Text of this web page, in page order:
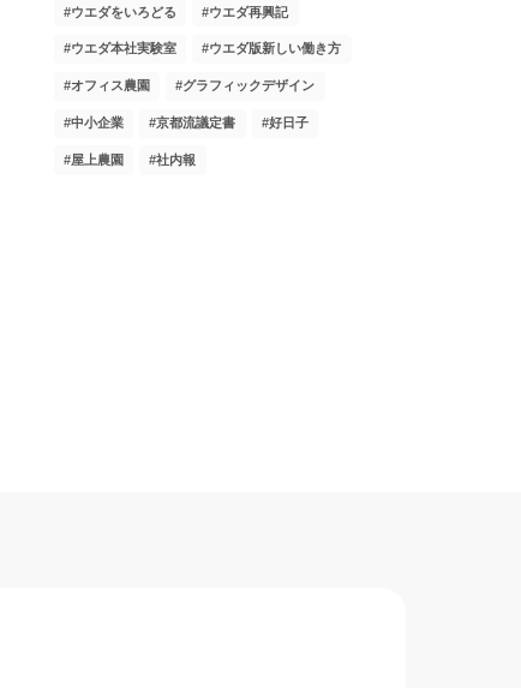
ウエダをいろどる ウエダ再興記
ウエダ本社実験室 ウエダ版新しい働き方
オフィス農園 グラフィックデザイン
中小企業 京都流議定書 好日子
屋上農園 社内報